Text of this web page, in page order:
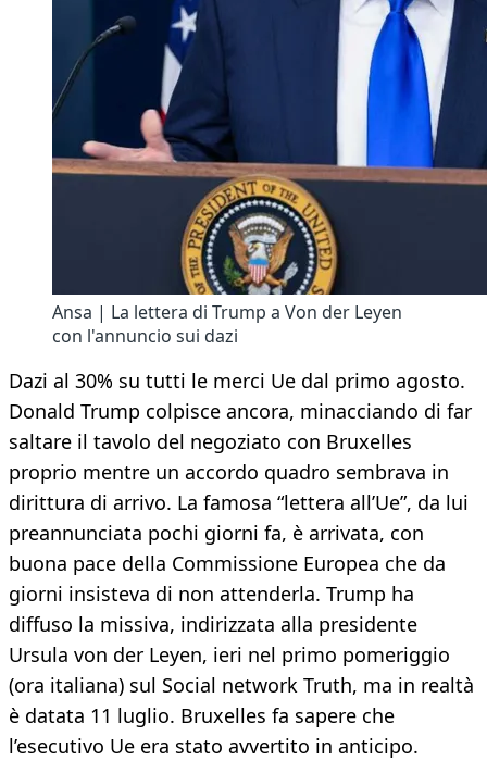
Ansa | La lettera di Trump a Von der Leyen
con l'annuncio sui dazi
Dazi al 30% su tutti le merci Ue dal primo agosto.
Donald Trump colpisce ancora, minacciando di far
saltare il tavolo del negoziato con Bruxelles
proprio mentre un accordo quadro sembrava in
dirittura di arrivo. La famosa “lettera all’Ue”, da lui
preannunciata pochi giorni fa, è arrivata, con
buona pace della Commissione Europea che da
giorni insisteva di non attenderla. Trump ha
diffuso la missiva, indirizzata alla presidente
Ursula von der Leyen, ieri nel primo pomeriggio
(ora italiana) sul Social network Truth, ma in realtà
è datata 11 luglio. Bruxelles fa sapere che
l’esecutivo Ue era stato avvertito in anticipo.